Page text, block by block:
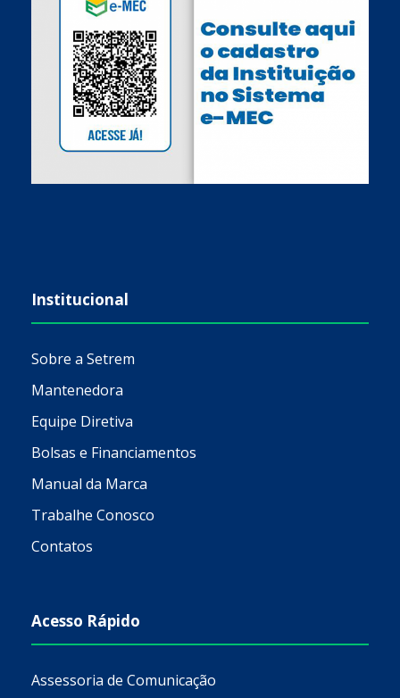
Institucional
Sobre a Setrem
Mantenedora
Equipe Diretiva
Bolsas e Financiamentos
Manual da Marca
Trabalhe Conosco
Contatos
Acesso Rápido
Assessoria de Comunicação